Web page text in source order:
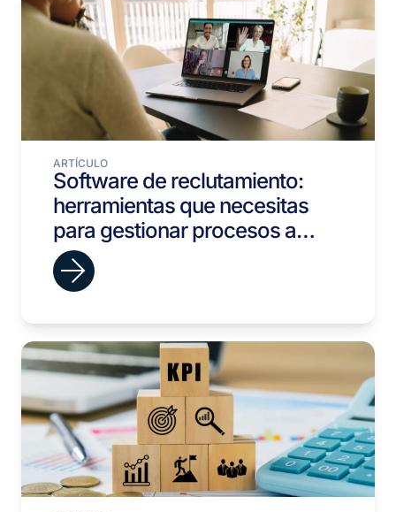
ARTÍCULO
Software de reclutamiento:
herramientas que necesitas
para gestionar procesos a
escala